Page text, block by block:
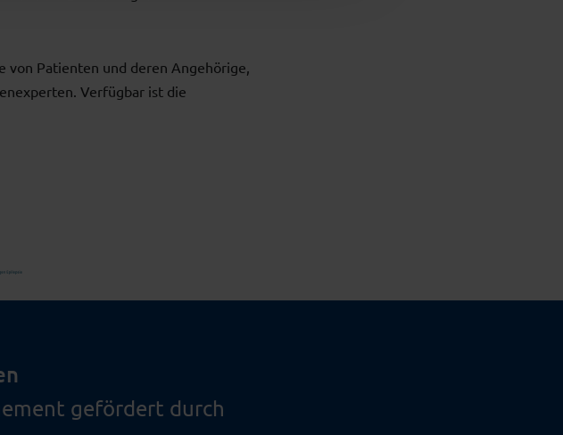
Patienten und deren Angehörige,
Verfügbar ist die
gefördert durch